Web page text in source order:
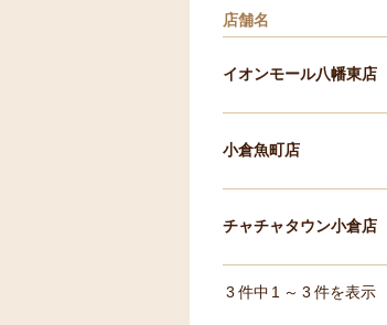
店舗名
イオンモール八幡東店
小倉魚町店
チャチャタウン小倉店
3 件中 1 ～ 3 件を表示